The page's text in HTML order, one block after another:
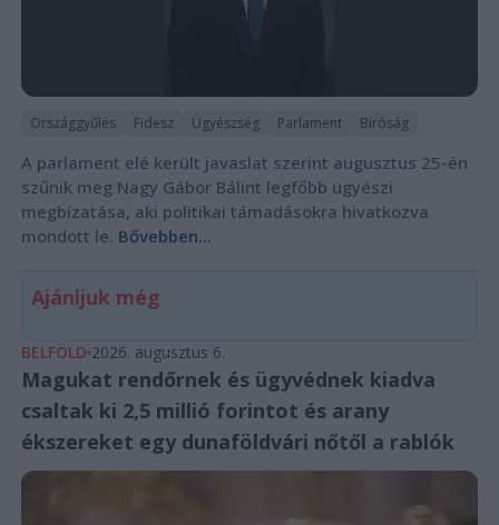
Országgyűlés Fidesz Ügyészség Parlament Bíróság
A parlament elé került javaslat szerint augusztus 25-én
szűnik meg Nagy Gábor Bálint legfőbb ügyészi
megbízatása, aki politikai támadásokra hivatkozva
mondott le. Bővebben...
Ajánljuk még
BELFÖLD 2026. augusztus 6.
Magukat rendőrnek és ügyvédnek kiadva
csaltak ki 2,5 millió forintot és arany
ékszereket egy dunaföldvári nőtől a rablók